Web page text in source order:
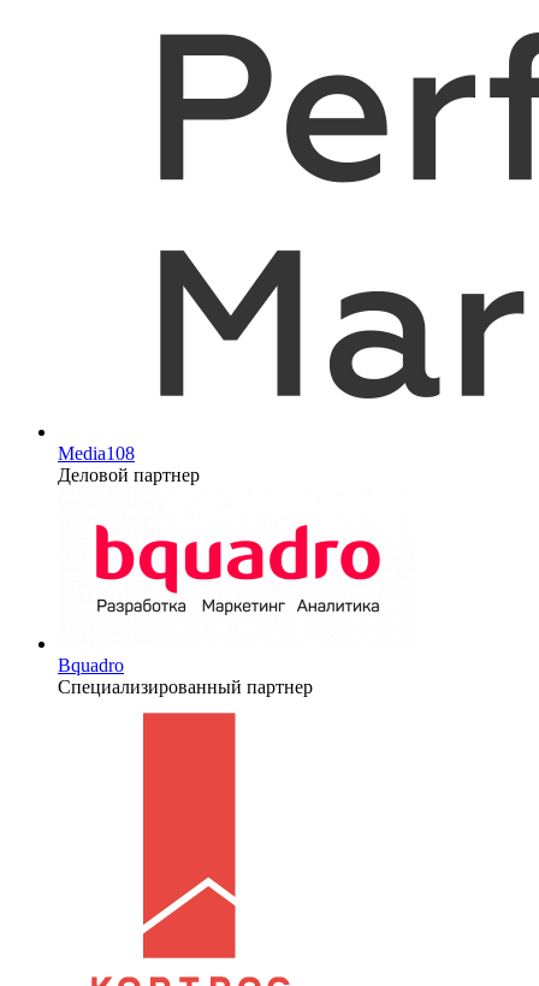
Media108
Деловой партнер
Bquadro
Специализированный партнер